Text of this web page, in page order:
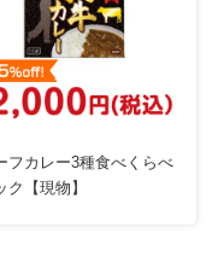
フカレー3種食べくらべ
ク【現物】